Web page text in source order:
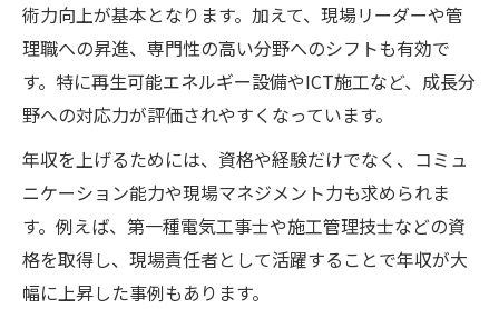
術力向上が基本となります。加えて、現場リーダーや管
理職への昇進、専門性の高い分野へのシフトも有効で
す。特に再生可能エネルギー設備やICT施工など、成長分
野への対応力が評価されやすくなっています。
年収を上げるためには、資格や経験だけでなく、コミュ
ニケーション能力や現場マネジメント力も求められま
す。例えば、第一種電気工事士や施工管理技士などの資
格を取得し、現場責任者として活躍することで年収が大
幅に上昇した事例もあります。